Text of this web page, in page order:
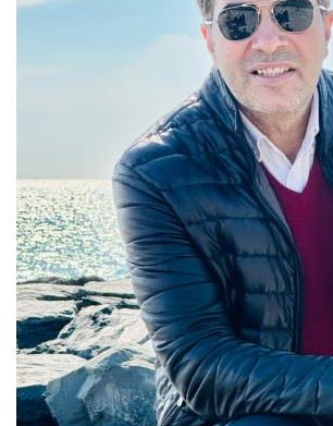
Bu içerik yapay zeka tarafından çevrilmiştir.